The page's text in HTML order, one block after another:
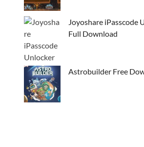
Joyoshare iPasscode
Full Download
Astrobuilder Free